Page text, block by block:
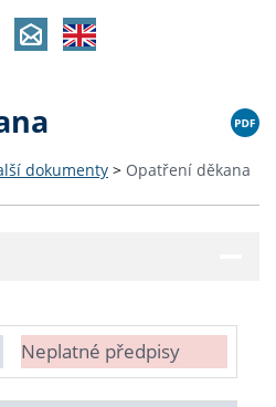
dokumenty > Opatření děkana
Neplatné předpisy